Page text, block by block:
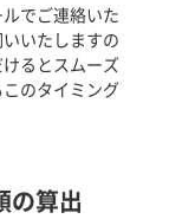
でご連絡いた
いたしますの
るとスムーズ
のタイミング
の算出